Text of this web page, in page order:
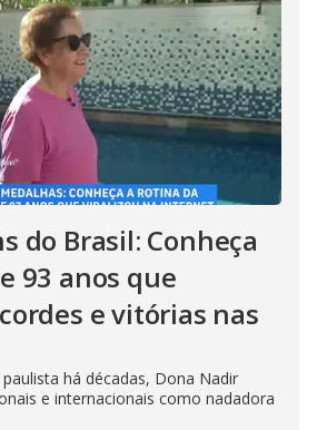
do Brasil: Conheça
93 anos que
e vitórias nas
há décadas, Dona Nadir
e internacionais como nadadora